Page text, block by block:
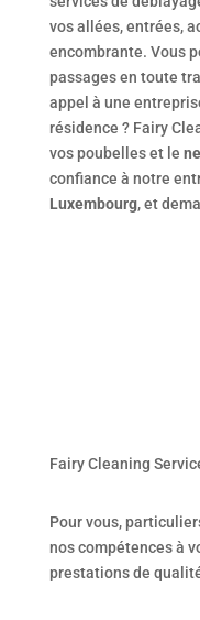
vos allées, entrées,
encombrante. Vous
passages en toute
appel à une
résidence ? Fairy
vos poubelles et le
confiance à notre
Luxembourg, et
Fairy Cleaning
Pour vous,
nos compétences à
prestations de